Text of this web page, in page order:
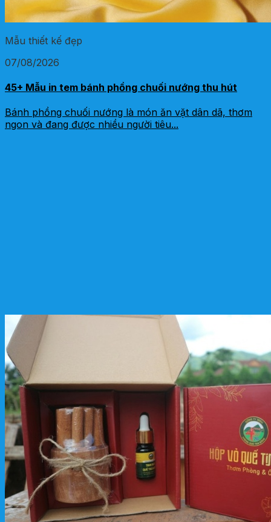
Mẫu thiết kế đẹp
07/08/2026
45+ Mẫu in tem bánh phồng chuối nướng thu hút
Bánh phồng chuối nướng là món ăn vặt dân dã, thơm
ngon và đang được nhiều người tiêu...